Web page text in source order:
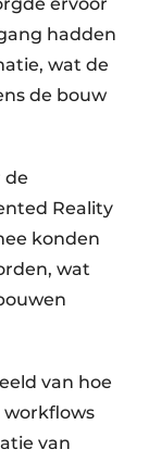
ervoor
hadden
wat de
de bouw
de
Reality
konden
wat
van hoe
workflows
van